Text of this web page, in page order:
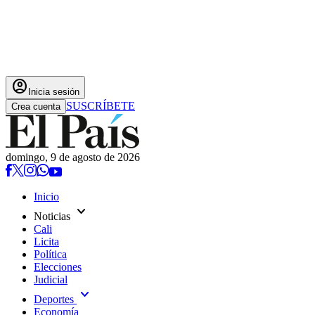
account_circle Inicia sesión
Crea cuenta SUSCRÍBETE
domingo, 9 de agosto de 2026
Inicio
Noticias expand_more
Cali
Licita
Política
Elecciones
Judicial
Deportes expand_more
Economía